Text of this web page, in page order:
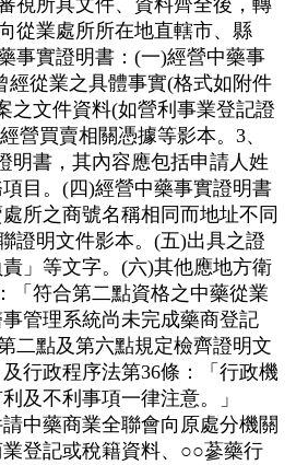
視所具文件、資料齊全後，轉
從業處所所在地直轄市、縣
事實證明書：(一)經營中藥事
從業之具體事實(格式如附件
之文件資料(如營利事業登記證
營買賣相關憑據等影本。3、
明書，其內容應包括申請人姓
目。(四)經營中藥事實證明書
所之商號名稱相同而地址不同
證明文件影本。(五)出具之證
」等文字。(六)其他應地方衛
「符合第二點資格之中藥從業
管理系統尚未完成藥商登記
二點及第六點規定檢齊證明文
行政程序法第36條：「行政機
及不利事項一律注意。」
中藥商業全聯會向原處分機關
登記或稅籍資料、○○蔘藥行